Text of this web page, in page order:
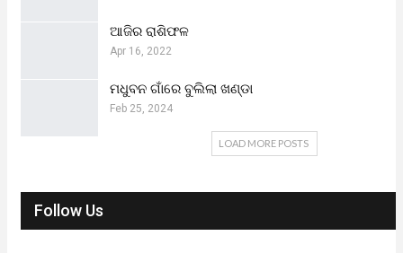
ଆଜିର ରାଶିଫଳ
Apr 16, 2022
ମଧୁବନ ଗାଁରେ ବୁଲିଲା ଖଣ୍ଡା
Feb 25, 2024
LOAD MORE POSTS
Follow Us